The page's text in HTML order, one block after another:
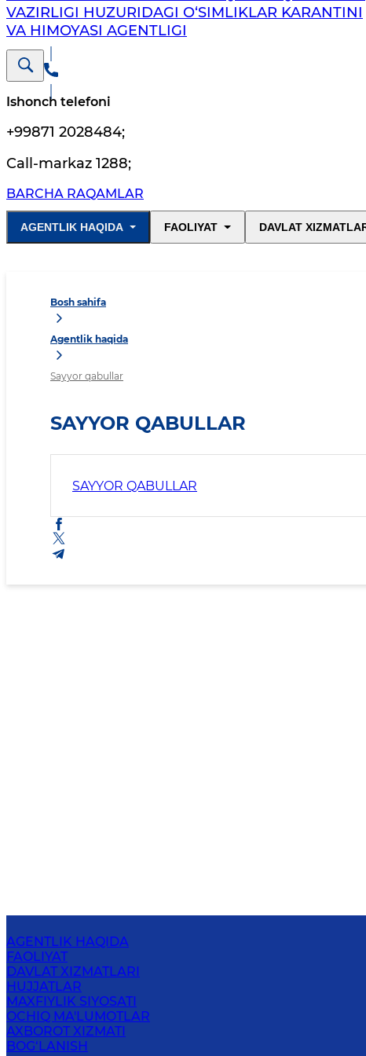
VAZIRLIGI HUZURIDAGI O‘SIMLIKLAR KARANTINI
VA HIMOYASI AGENTLIGI
Ishonch telefoni
+99871 2028484;
Call-markaz 1288;
BARCHA RAQAMLAR
AGENTLIK HAQIDA FAOLIYAT DAVLAT
Bosh sahifa
Agentlik haqida
Sayyor qabullar
SAYYOR QABULLAR
SAYYOR QABULLAR
AGENTLIK HAQIDA
FAOLIYAT
DAVLAT XIZMATLARI
HUJJATLAR
MAXFIYLIK SIYOSATI
OCHIQ MA'LUMOTLAR
AXBOROT XIZMATI
BOG‘LANISH